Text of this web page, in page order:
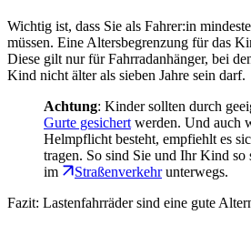
Wichtig ist, dass Sie als Fahrer:in
müssen. Eine Altersbegrenzung für das
Diese gilt nur für Fahrradanhänger, bei
Kind nicht älter als sieben Jahre sein darf.
Achtung: Kinder sollten durch
Gurte gesichert werden. Und auch
Helmpflicht besteht, empfiehlt es
tragen. So sind Sie und Ihr Kind so
im
Straßenverkehrunterwegs.
Fazit: Lastenfahrräder sind eine gute